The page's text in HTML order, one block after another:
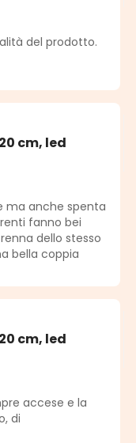
del prodotto.
cm, led
ma anche spenta
fanno bei
dello stesso
bella coppia
cm, led
accese e la
di